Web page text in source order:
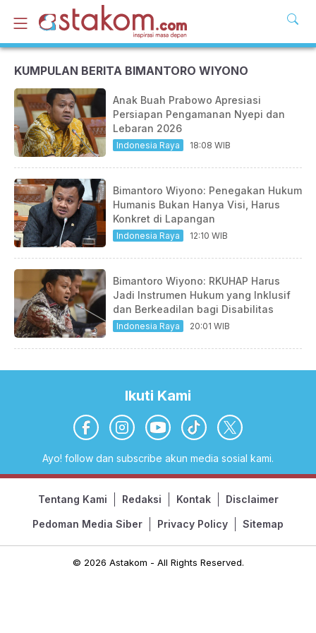
KUMPULAN BERITA BIMANTORO WIYONO
Anak Buah Prabowo Apresiasi
Persiapan Pengamanan Nyepi dan
Lebaran 2026
Indonesia Raya 18:08 WIB
Bimantoro Wiyono: Penegakan Hukum
Humanis Bukan Hanya Visi, Harus
Konkret di Lapangan
Indonesia Raya 12:10 WIB
Bimantoro Wiyono: RKUHAP Harus
Jadi Instrumen Hukum yang Inklusif
dan Berkeadilan bagi Disabilitas
Indonesia Raya 20:01 WIB
Ikuti Kami
Ayo! follow dan subscribe akun media sosial kami.
Tentang Kami Redaksi Kontak Disclaimer
Pedoman Media Siber Privacy Policy Sitemap
© 2026 Astakom - All Rights Reserved.